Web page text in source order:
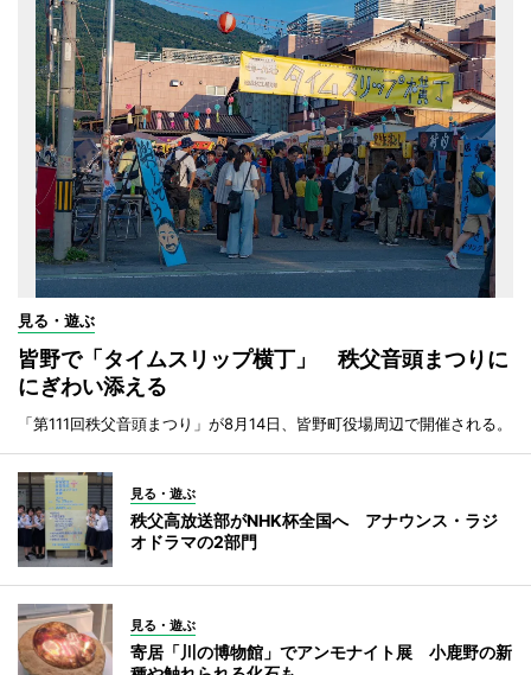
見る・遊ぶ
皆野で「タイムスリップ横丁」 秩父音頭まつりに
にぎわい添える
「第111回秩父音頭まつり」が8月14日、皆野町役場周辺で開催される。
見る・遊ぶ
秩父高放送部がNHK杯全国へ アナウンス・ラジ
オドラマの2部門
見る・遊ぶ
寄居「川の博物館」でアンモナイト展 小鹿野の新